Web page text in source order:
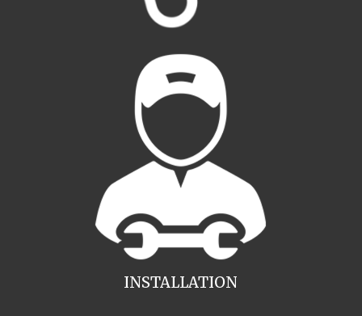
INSTALLATION